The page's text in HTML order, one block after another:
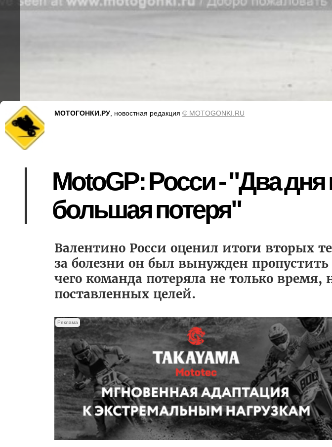
МОТОГОНКИ.РУ , новостная редакция © MOTOGONKI.RU
MotoGP: Росси - "Два дня
большая потеря"
Валентино Росси оценил итоги вторых
за болезни он был вынужден
чего команда потеряла не только время,
поставленных целей.
Реклама